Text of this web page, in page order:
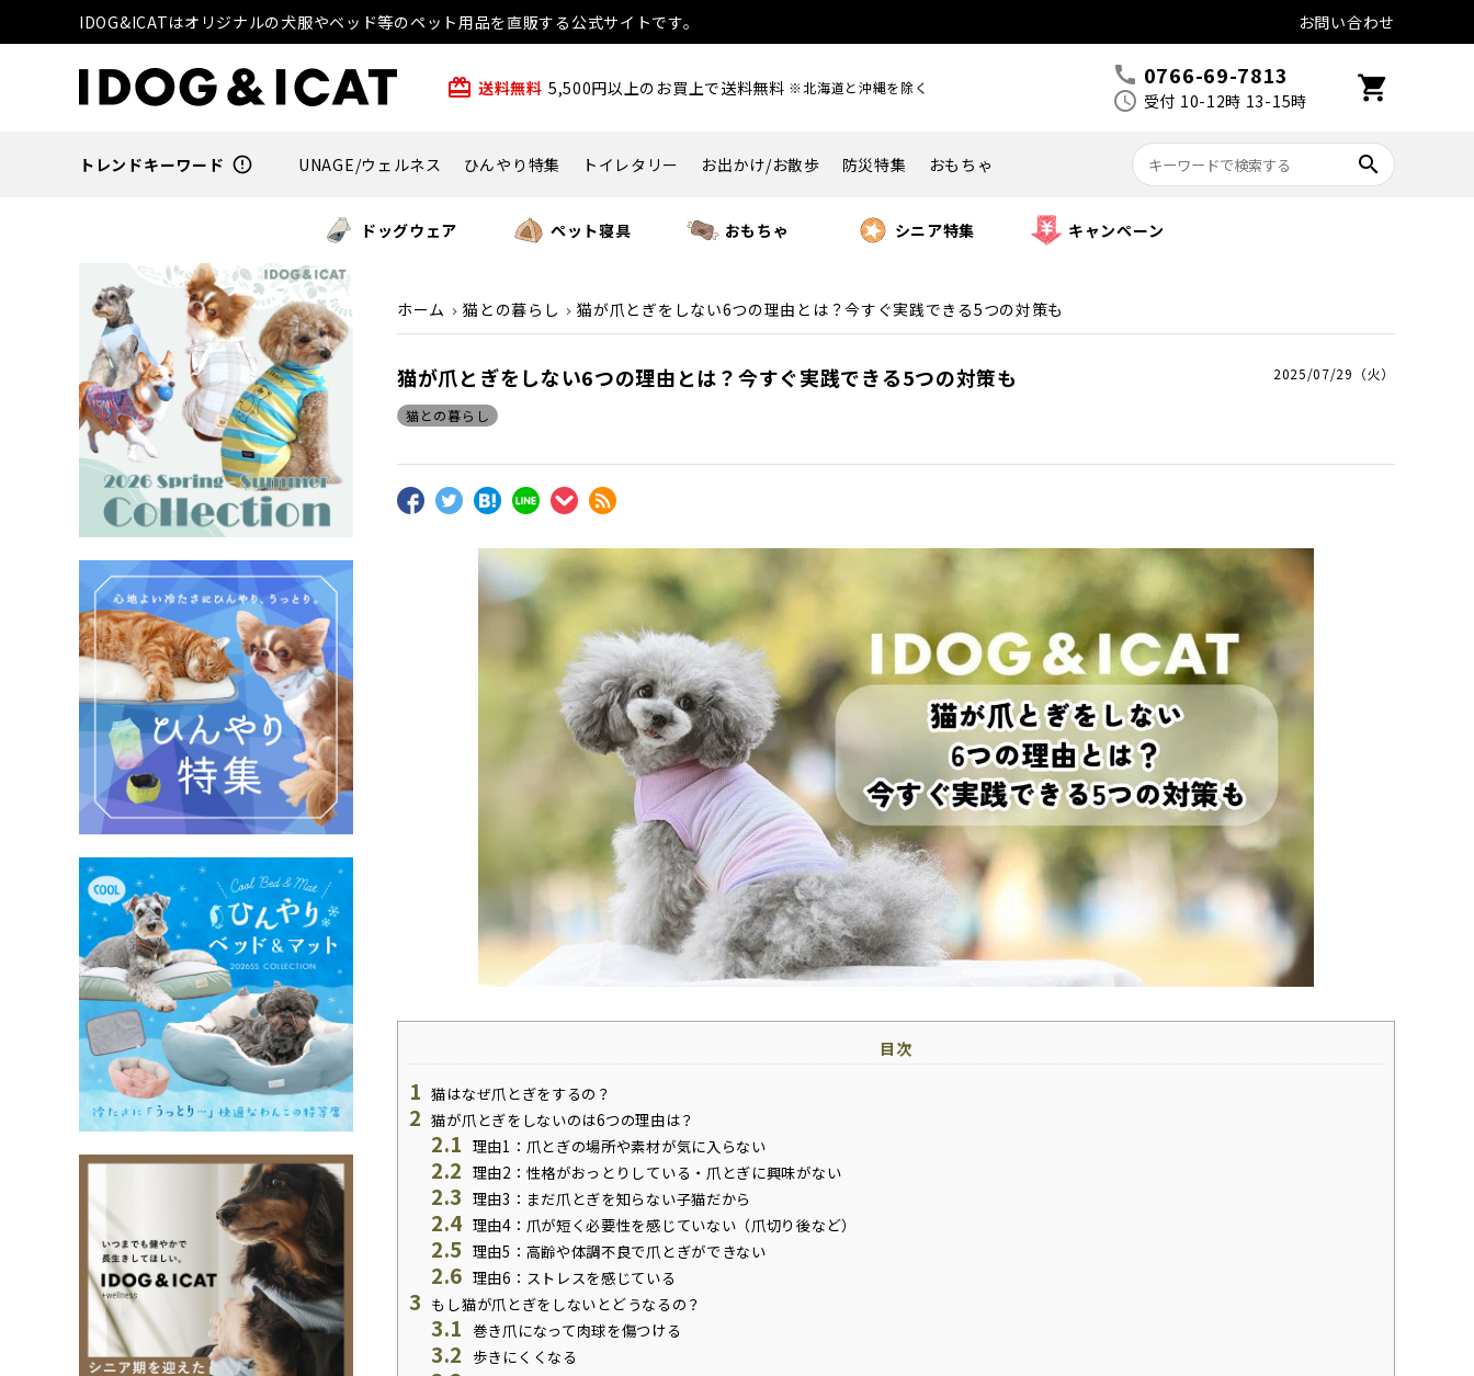
IDOG&ICATはオリジナルの犬服やベッド等のペット用品を直販する公式サイトです。 お問い合わせ
card_giftcard 送料無料 5,500円以上のお買上で送料無料 ※北海道と沖縄を除く call 0766-69-7813
schedule 受付 10-12時 13-15時 shopping_cart
トレンドキーワード error_outline UNAGE/ウェルネス ひんやり特集 トイレタリー お出かけ/お散歩 防災特集 おもちゃ search
ドッグウェア ペット寝具 おもちゃ シニア特集 キャンペーン
ホーム 猫との暮らし 猫が爪とぎをしない6つの理由とは？今すぐ実践できる5つの対策も
猫が爪とぎをしない6つの理由とは？今すぐ実践できる5つの対策も 2025/07/29（火）
猫との暮らし
目次
1 猫はなぜ爪とぎをするの？
2 猫が爪とぎをしないのは6つの理由は？
2.1 理由1：爪とぎの場所や素材が気に入らない
2.2 理由2：性格がおっとりしている・爪とぎに興味がない
2.3 理由3：まだ爪とぎを知らない子猫だから
2.4 理由4：爪が短く必要性を感じていない（爪切り後など）
2.5 理由5：高齢や体調不良で爪とぎができない
2.6 理由6：ストレスを感じている
3 もし猫が爪とぎをしないとどうなるの？
3.1 巻き爪になって肉球を傷つける
3.2 歩きにくくなる